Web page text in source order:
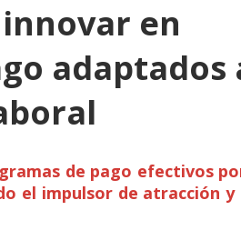
en
adaptados
de pago efectivos
el impulsor de atracción